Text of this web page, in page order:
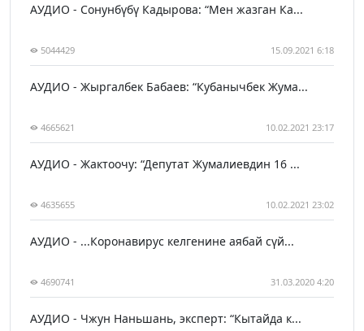
АУДИО - Сонунбүбү Кадырова: “Мен жазган Ка...
5044429 15.09.2021 6:18
АУДИО - Жыргалбек Бабаев: “Кубанычбек Жума...
4665621 10.02.2021 23:17
АУДИО - Жактоочу: “Депутат Жумалиевдин 16 ...
4635655 10.02.2021 23:02
АУДИО - ...Коронавирус келгенине аябай сүй...
4690741 31.03.2020 4:20
АУДИО - Чжун Наньшань, эксперт: “Кытайда к...